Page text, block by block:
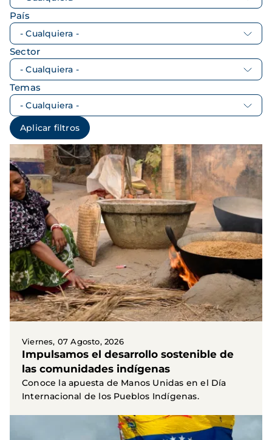
País
Sector
Temas
Viernes, 07 Agosto, 2026
Impulsamos el desarrollo sostenible de
las comunidades indígenas
Conoce la apuesta de Manos Unidas en el Día
Internacional de los Pueblos Indígenas.